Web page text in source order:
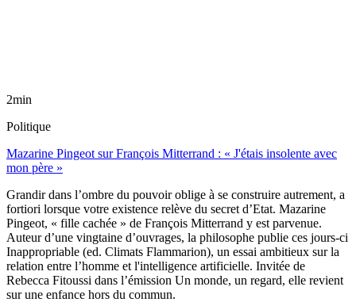
2min
Politique
Mazarine Pingeot sur François Mitterrand : « J'étais insolente avec
mon père »
Grandir dans l’ombre du pouvoir oblige à se construire autrement, a
fortiori lorsque votre existence relève du secret d’Etat. Mazarine
Pingeot, « fille cachée » de François Mitterrand y est parvenue.
Auteur d’une vingtaine d’ouvrages, la philosophe publie ces jours-ci
Inappropriable (ed. Climats Flammarion), un essai ambitieux sur la
relation entre l’homme et l'intelligence artificielle. Invitée de
Rebecca Fitoussi dans l’émission Un monde, un regard, elle revient
sur une enfance hors du commun.